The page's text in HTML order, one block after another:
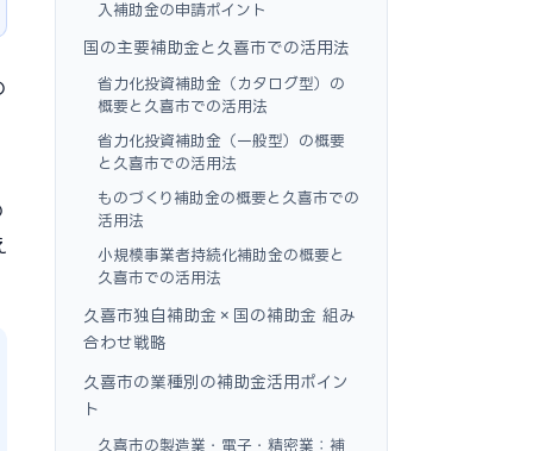
入補助金の申請ポイント
国の主要補助金と久喜市での活用法
省力化投資補助金（カタログ型）の
概要と久喜市での活用法
省力化投資補助金（一般型）の概要
と久喜市での活用法
ものづくり補助金の概要と久喜市での
活用法
小規模事業者持続化補助金の概要と
久喜市での活用法
久喜市独自補助金×国の補助金 組み
合わせ戦略
久喜市の業種別の補助金活用ポイン
ト
久喜市の製造業・電子・精密業：補